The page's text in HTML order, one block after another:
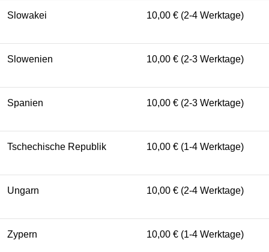
Slowakei 10,00 € (2-4 Werktage)
Slowenien 10,00 € (2-3 Werktage)
Spanien 10,00 € (2-3 Werktage)
Tschechische Republik 10,00 € (1-4 Werktage)
Ungarn 10,00 € (2-4 Werktage)
Zypern 10,00 € (1-4 Werktage)